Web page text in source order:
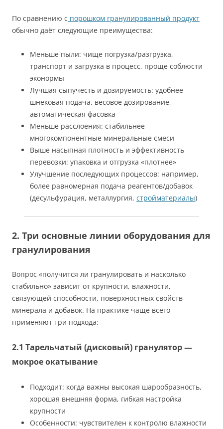
По сравнению с порошком гранулированный продукт
обычно даёт следующие преимущества:
Меньше пыли: чище погрузка/разгрузка,
транспорт и загрузка в процесс, проще соблюсти
эконормы
Лучшая сыпучесть и дозируемость: удобнее
шнековая подача, весовое дозирование,
автоматическая фасовка
Меньше расслоения: стабильнее
многокомпонентные минеральные смеси
Выше насыпная плотность и эффективность
перевозки: упаковка и отгрузка «плотнее»
Улучшение последующих процессов: например,
более равномерная подача реагентов/добавок
(десульфурация, металлургия, стройматериалы)
2. Три основные линии оборудования для
гранулирования
Вопрос «получится ли гранулировать и насколько
стабильно» зависит от крупности, влажности,
связующей способности, поверхностных свойств
минерала и добавок. На практике чаще всего
применяют три подхода:
2.1 Тарельчатый (дисковый) гранулятор —
мокрое окатывание
Подходит: когда важны высокая шарообразность,
хорошая внешняя форма, гибкая настройка
крупности
Особенности: чувствителен к контролю влажности